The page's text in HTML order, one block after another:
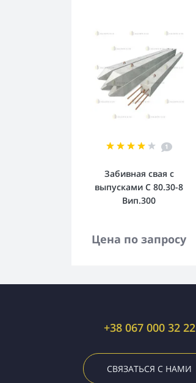
1
Забивная свая с
выпусками С 80.30-8
Вип.300
Цена по запросу
+38 067 000 32 22
СВЯЗАТЬСЯ С НАМИ